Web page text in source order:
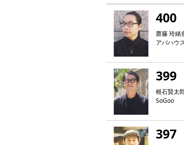
400
齋藤 玲
アバハウ
399
根石賢太
SoGoo
397